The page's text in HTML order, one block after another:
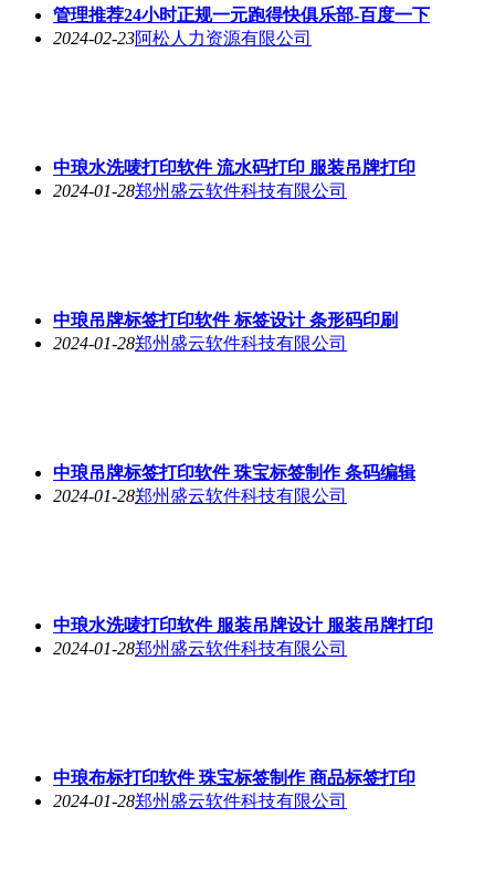
管理推荐24小时正规一元跑得快俱乐部-百度一下
2024-02-23阿松人力资源有限公司
中琅水洗唛打印软件 流水码打印 服装吊牌打印
2024-01-28郑州盛云软件科技有限公司
中琅吊牌标签打印软件 标签设计 条形码印刷
2024-01-28郑州盛云软件科技有限公司
中琅吊牌标签打印软件 珠宝标签制作 条码编辑
2024-01-28郑州盛云软件科技有限公司
中琅水洗唛打印软件 服装吊牌设计 服装吊牌打印
2024-01-28郑州盛云软件科技有限公司
中琅布标打印软件 珠宝标签制作 商品标签打印
2024-01-28郑州盛云软件科技有限公司